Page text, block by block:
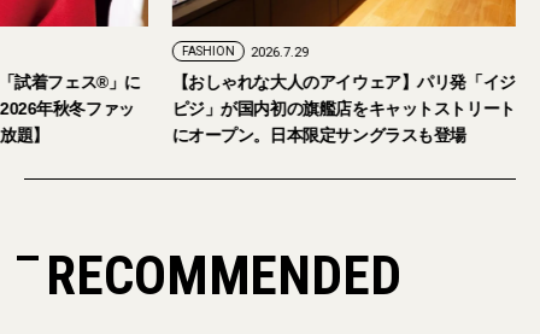
試着フェス®︎」に
年秋冬ファッ
題】
FASHION 2026.7.29
【おしゃれな大人のアイウェア】パリ発「イジ
ピジ」が国内初の旗艦店をキャットストリート
にオープン。日本限定サングラスも登場
RECOMMENDED